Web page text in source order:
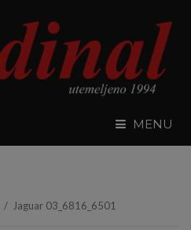
MENU
/ Jaguar 03_6816_6501